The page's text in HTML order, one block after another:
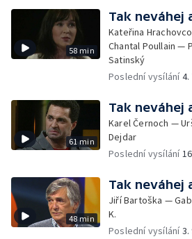
58 min
Tak neváhej
Kateřina
Chantal Poullain —
Satinský
Poslední vysílání4.
61 min
Tak neváhej
Karel Černoch —
Dejdar
Poslední vysílání
48 min
Tak neváhej
Jiří Bartoška —
K.
Poslední vysílání3.